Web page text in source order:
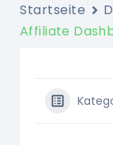
Startseite
Affiliate